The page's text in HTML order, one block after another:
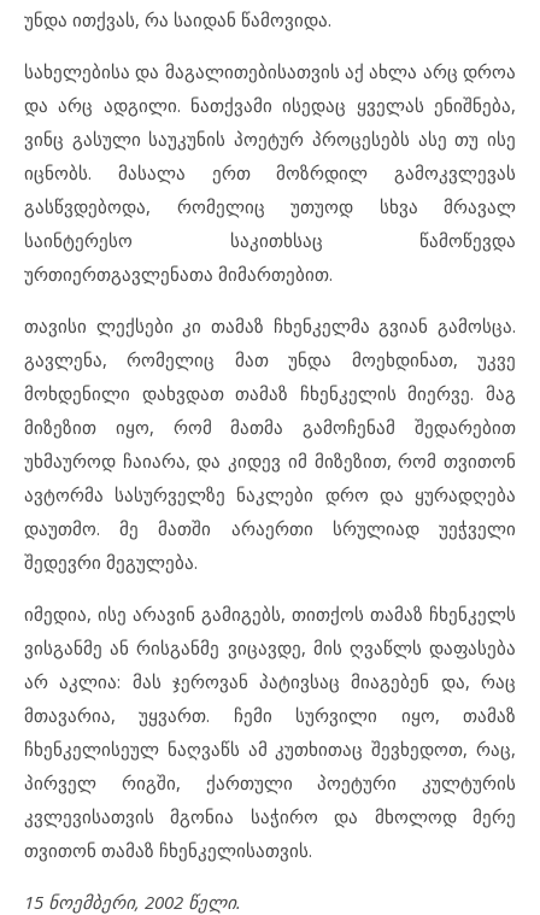
უნდა ითქვას, რა საიდან წამოვიდა.
სახელებისა და მაგალითებისათვის აქ ახლა არც დროა
და არც ადგილი. ნათქვამი ისედაც ყველას ენიშნება,
ვინც გასული საუკუნის პოეტურ პროცესებს ასე თუ ისე
იცნობს. მასალა ერთ მოზრდილ გამოკვლევას
გასწვდებოდა, რომელიც უთუოდ სხვა მრავალ
საინტერესო საკითხსაც წამოწევდა
ურთიერთგავლენათა მიმართებით.
თავისი ლექსები კი თამაზ ჩხენკელმა გვიან გამოსცა.
გავლენა, რომელიც მათ უნდა მოეხდინათ, უკვე
მოხდენილი დახვდათ თამაზ ჩხენკელის მიერვე. მაგ
მიზეზით იყო, რომ მათმა გამოჩენამ შედარებით
უხმაუროდ ჩაიარა, და კიდევ იმ მიზეზით, რომ თვითონ
ავტორმა სასურველზე ნაკლები დრო და ყურადღება
დაუთმო. მე მათში არაერთი სრულიად უეჭველი
შედევრი მეგულება.
იმედია, ისე არავინ გამიგებს, თითქოს თამაზ ჩხენკელს
ვისგანმე ან რისგანმე ვიცავდე, მის ღვაწლს დაფასება
არ აკლია: მას ჯეროვან პატივსაც მიაგებენ და, რაც
მთავარია, უყვართ. ჩემი სურვილი იყო, თამაზ
ჩხენკელისეულ ნაღვაწს ამ კუთხითაც შევხედოთ, რაც,
პირველ რიგში, ქართული პოეტური კულტურის
კვლევისათვის მგონია საჭირო და მხოლოდ მერე
თვითონ თამაზ ჩხენკელისათვის.
15 ნოემბერი, 2002 წელი.